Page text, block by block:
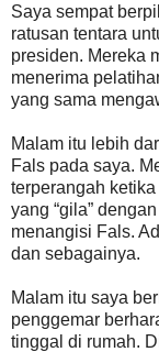
Saya sempat
ratusan tentara
presiden. Mereka
menerima
yang sama
Malam itu lebih
Fals pada saya.
terperangah
yang “gila”
menangisi Fals.
dan sebagainya.
Malam itu saya
penggemar
tinggal di rumah.